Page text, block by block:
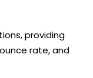
providing
rate, and